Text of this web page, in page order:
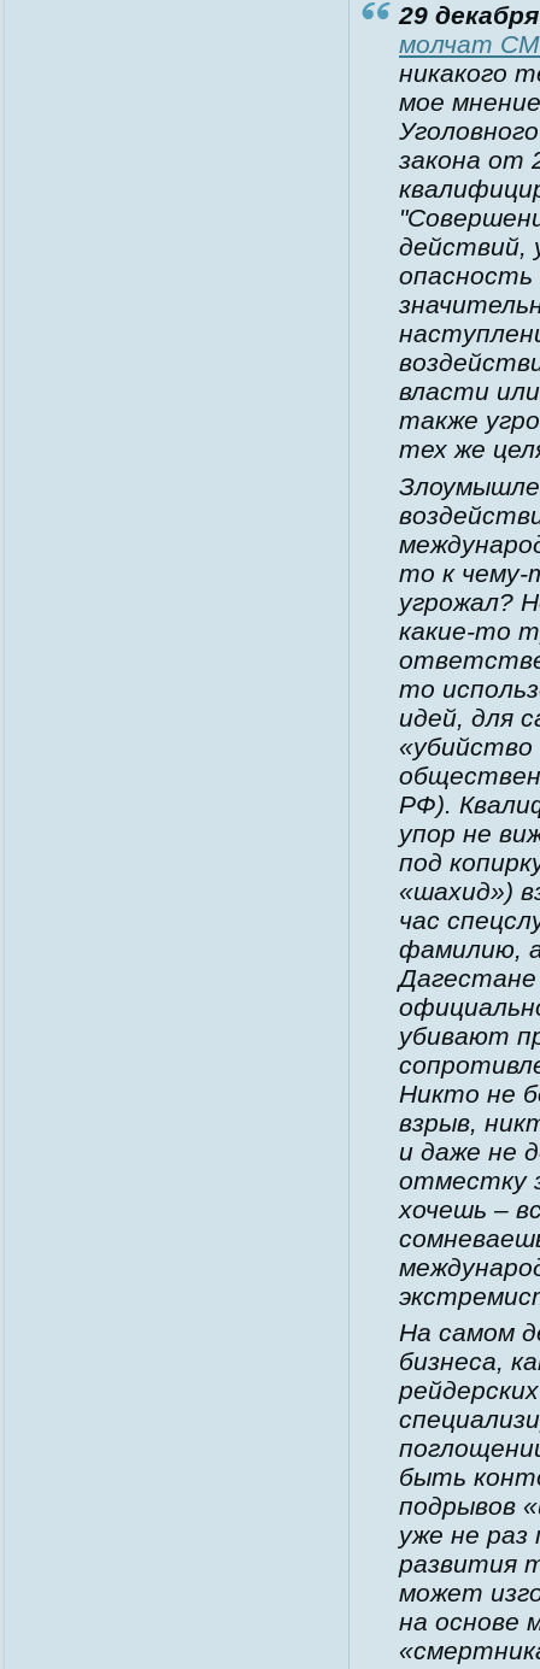
29
молчат
никакого
мое
закона от
действий,
опасность
власти
также
тех же
то к чему-
угрожал?
какие-то
то
идей, для
«убийство
РФ).
упор не
под
«шахид»)
час
фамилию, а
убивают
Никто не
взрыв,
и даже не
отместку
хочешь –
На самом
бизнеса,
быть
подрывов
уже не раз
развития
может
на основе